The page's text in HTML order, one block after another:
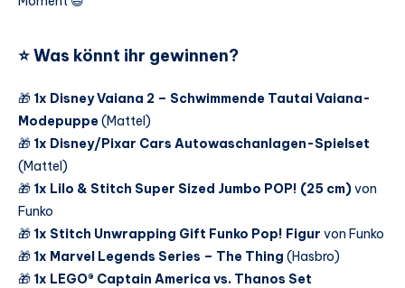
⭐Was könnt ihr gewinnen?
🎁 1x Disney Vaiana 2 – Schwimmende Tautai Vaiana-
Modepuppe(Mattel)
🎁 1x Disney/Pixar Cars Autowaschanlagen-Spielset
(Mattel)
🎁 1x Lilo & Stitch Super Sized Jumbo POP! (25 cm)von
Funko
🎁 1x Stitch Unwrapping Gift Funko Pop! Figur von Funko
🎁 1x Marvel Legends Series – The Thing (Hasbro)
🎁 1x LEGO® Captain America vs. Thanos Set